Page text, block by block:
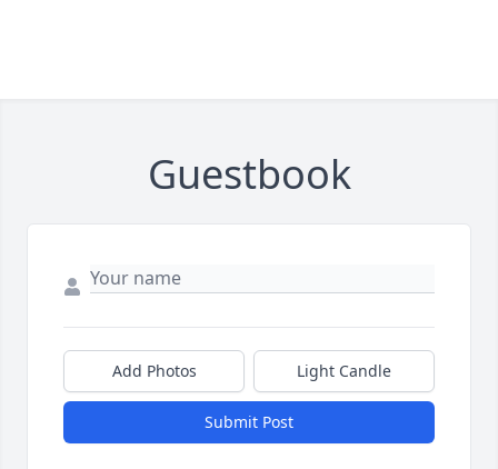
Guestbook
Add Photos Light Candle
Submit Post